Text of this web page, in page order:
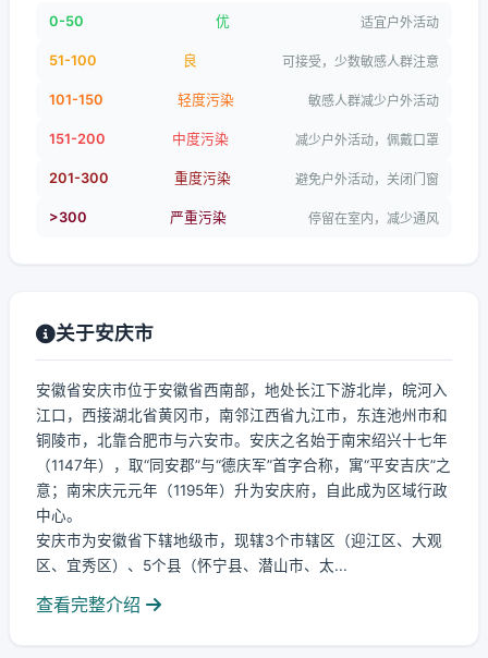
0-50 优 适宜户外活动
51-100 良 可接受，少数敏感人群注意
101-150 轻度污染 敏感人群减少户外活动
151-200 中度污染 减少户外活动，佩戴口罩
201-300 重度污染 避免户外活动，关闭门窗
>300 严重污染 停留在室内，减少通风
关于安庆市
安徽省安庆市位于安徽省西南部，地处长江下游北岸，皖河入
江口，西接湖北省黄冈市，南邻江西省九江市，东连池州市和
铜陵市，北靠合肥市与六安市。安庆之名始于南宋绍兴十七年
（1147年），取“同安郡”与“德庆军”首字合称，寓“平安吉庆”之
意；南宋庆元元年（1195年）升为安庆府，自此成为区域行政
中心。
安庆市为安徽省下辖地级市，现辖3个市辖区（迎江区、大观
区、宜秀区）、5个县（怀宁县、潜山市、太...
查看完整介绍